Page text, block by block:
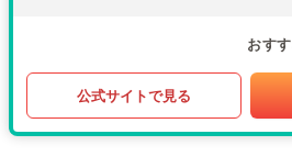
おす
公式サイトで見る